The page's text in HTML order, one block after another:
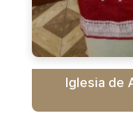
Iglesia de